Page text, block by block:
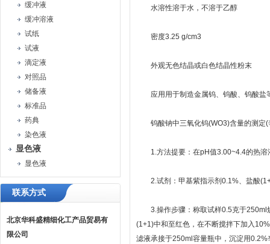
缓冲液
缓冲溶液
试纸
试液
滴定液
对照品
储备液
标准品
药典
染色液
显色液
显色液
联系方式
北京华科盛精细化工产品贸易有
限公司
水溶性溶于水，不溶于乙醇
密度3.25 g/cm3
外观无色结晶或白色结晶性粉末
应用用于制造金属钨、钨酸、钨酸盐
钨酸钠中三氧化钨(WO3)含量的测定(
1.方法提要：在pH值3.00~4.4的热溶
2.试剂：甲基紫指示剂0.1%、盐酸
3.操作步骤：称取试样0.5克于250ml
(1+1)中和至红色，在不断搅拌下加入
滤液承接于250ml容量瓶中，沉淀用